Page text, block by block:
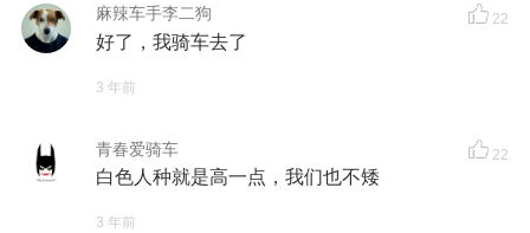
麻辣车手李二狗 22
好了，我骑车去了
3 年前
青春爱骑车 22
白色人种就是高一点，我们也不矮
3 年前